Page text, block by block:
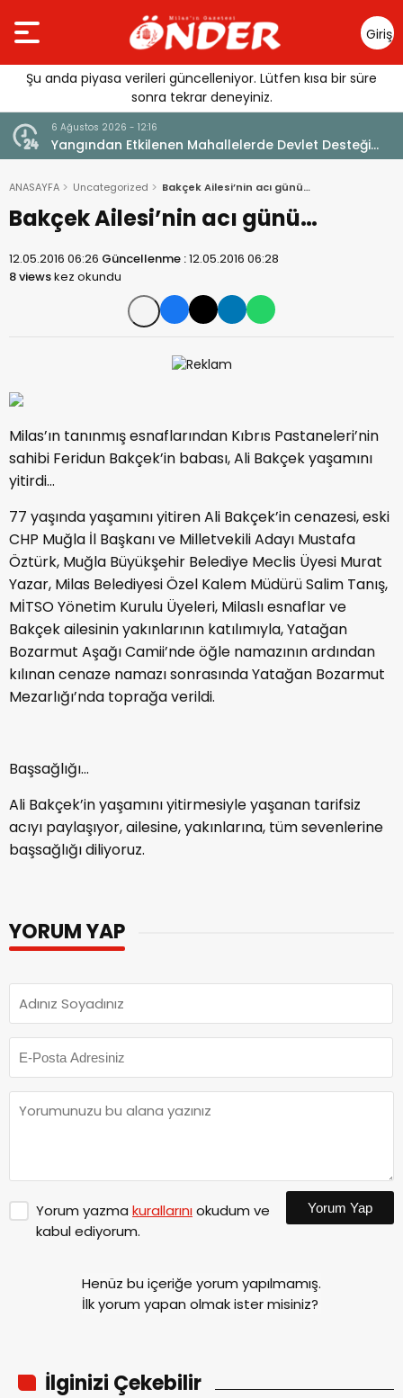
Giriş
Yap
Şu anda piyasa verileri güncelleniyor. Lütfen kısa bir süre
sonra tekrar deneyiniz.
6 Ağustos 2026 - 12:16
Yangından Etkilenen Mahallelerde Devlet Desteği
Mesajı
ANASAYFA Uncategorized Bakçek Ailesi’nin acı günü…
Bakçek Ailesi’nin acı günü…
12.05.2016 06:26 Güncellenme :12.05.2016 06:28
8 viewskez okundu
Milas’ın tanınmış esnaflarından Kıbrıs Pastaneleri’nin
sahibi Feridun Bakçek’in babası, Ali Bakçek yaşamını
yitirdi…
77 yaşında yaşamını yitiren Ali Bakçek’in cenazesi, eski
CHP Muğla İl Başkanı ve Milletvekili Adayı Mustafa
Öztürk, Muğla Büyükşehir Belediye Meclis Üyesi Murat
Yazar, Milas Belediyesi Özel Kalem Müdürü Salim Tanış,
MİTSO Yönetim Kurulu Üyeleri, Milaslı esnaflar ve
Bakçek ailesinin yakınlarının katılımıyla, Yatağan
Bozarmut Aşağı Camii’nde öğle namazının ardından
kılınan cenaze namazı sonrasında Yatağan Bozarmut
Mezarlığı’nda toprağa verildi.
Başsağlığı…
Ali Bakçek’in yaşamını yitirmesiyle yaşanan tarifsiz
acıyı paylaşıyor, ailesine, yakınlarına, tüm sevenlerine
başsağlığı diliyoruz.
YORUM YAP
Yorum yazma kurallarınıokudum ve
kabul ediyorum.
Yorum Yap
Henüz bu içeriğe yorum yapılmamış.
İlk yorum yapan olmak ister misiniz?
İlginizi Çekebilir